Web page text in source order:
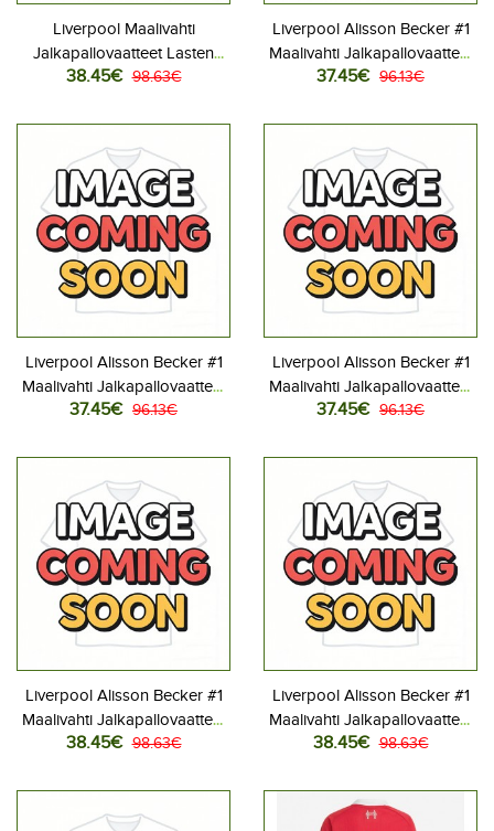
Liverpool Maalivahti
Jalkapallovaatteet Lasten
Kolmas peliasu 2025-26
housut)
38.45€ 98.63€
Liverpool Alisson Becker #1
Maalivahti Jalkapallovaatteet
Lasten Kotipeliasu 2025-26
housut)
37.45€ 96.13€
Liverpool Alisson Becker #1
Maalivahti Jalkapallovaatteet
Lasten Vieraspeliasu 2025-
housut)
37.45€ 96.13€
Liverpool Alisson Becker #1
Maalivahti Jalkapallovaatteet
Lasten Kolmas peliasu 2025-
housut)
37.45€ 96.13€
Liverpool Alisson Becker #1
Maalivahti Jalkapallovaatteet
Lasten Kotipeliasu 2025-26
housut)
38.45€ 98.63€
Liverpool Alisson Becker #1
Maalivahti Jalkapallovaatteet
Lasten Vieraspeliasu 2025-
housut)
38.45€ 98.63€